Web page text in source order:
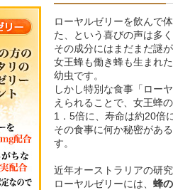
ローヤルゼリーを飲んで
た、という喜びの声は多く
その成分にはまだまだ謎が
女王蜂も働き蜂も生まれ
幼虫です。
しかし特別な食事「ロー
えられることで、女王蜂
1．5倍に、寿命は約20倍
その食事に何か秘密があ
す。
近年オーストラリアの研
ローヤルゼリーには、 蜂